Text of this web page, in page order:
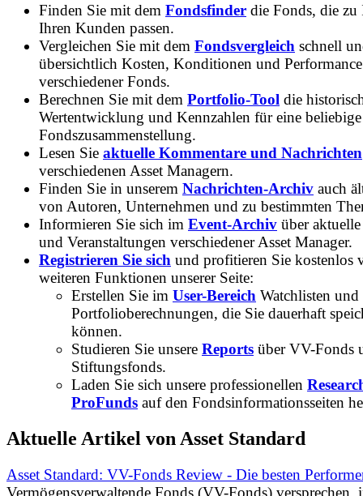
Finden Sie mit dem Fondsfinder die Fonds, die zu
Ihren Kunden passen.
Vergleichen Sie mit dem Fondsvergleich schnell
übersichtlich Kosten, Konditionen und Performance
verschiedener Fonds.
Berechnen Sie mit dem Portfolio-Tool die
Wertentwicklung und Kennzahlen für eine beliebige
Fondszusammenstellung.
Lesen Sie aktuelle Kommentare und Nachrichten
verschiedenen Asset Managern.
Finden Sie in unserem Nachrichten-Archiv auch
von Autoren, Unternehmen und zu bestimmten
Informieren Sie sich im Event-Archiv über
und Veranstaltungen verschiedener Asset Manager.
Registrieren Sie sich und profitieren Sie kostenlos
weiteren Funktionen unserer Seite:
Erstellen Sie im User-Bereich Watchlisten und
Portfolioberechnungen, die Sie dauerhaft
können.
Studieren Sie unsere Reports über VV-Fonds
Stiftungsfonds.
Laden Sie sich unsere professionellen
ProFunds auf den Fondsinformationsseiten
Aktuelle Artikel von Asset Standard
Asset Standard: VV-Fonds Review - Die besten
Vermögensverwaltende Fonds (VV-Fonds) versprechen,